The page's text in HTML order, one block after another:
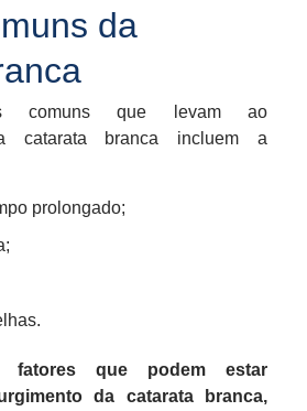
da
comuns que levam ao
catarata branca incluem a
prolongado;
fatores que podem estar
da catarata branca,